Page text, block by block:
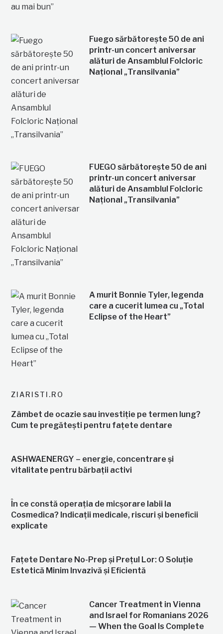
Fuego sărbătorește 50 de ani
printr-un concert aniversar
alături de Ansamblul Folcloric
Național „Transilvania”
FUEGO sărbătorește 50 de ani
printr-un concert aniversar
alături de Ansamblul Folcloric
Național „Transilvania”
A murit Bonnie Tyler, legenda
care a cucerit lumea cu „Total
Eclipse of the Heart”
ZIARISTI.RO
Zâmbet de ocazie sau investiție pe termen lung?
Cum te pregătești pentru fațete dentare
ASHWAENERGY – energie, concentrare și
vitalitate pentru bărbații activi
În ce constă operația de micșorare labii la
Cosmedica? Indicații medicale, riscuri și beneficii
explicate
Fațete Dentare No-Prep și Prețul Lor: O Soluție
Estetică Minim Invazivă și Eficientă
Cancer Treatment in Vienna
and Israel for Romanians 2026
— When the Goal Is Complete